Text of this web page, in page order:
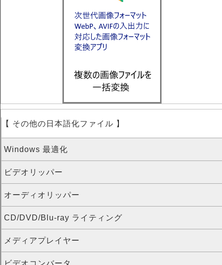
【 その他の日本語化ファイル 】
Windows 最適化
ビデオリッパー
オーディオリッパー
CD/DVD/Blu-ray ライティング
メディアプレイヤー
ビデオコンバータ